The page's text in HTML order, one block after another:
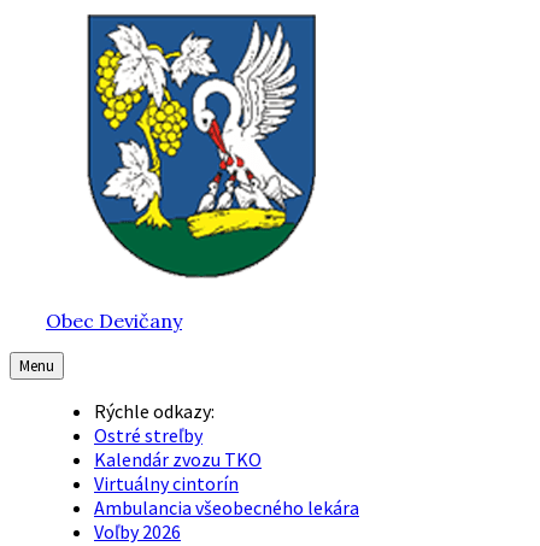
Obec Devičany
Menu
Rýchle odkazy:
Ostré streľby
Kalendár zvozu TKO
Virtuálny cintorín
Ambulancia všeobecného lekára
Voľby 2026